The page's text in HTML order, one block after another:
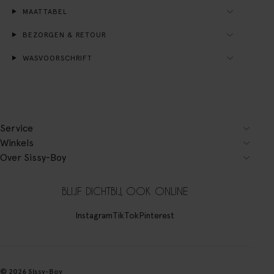
MAATTABEL
BEZORGEN & RETOUR
WASVOORSCHRIFT
Service
Winkels
Over Sissy-Boy
BLIJF DICHTBIJ, OOK ONLINE
InstagramTikTokPinterest
© 2026 Sissy-Boy